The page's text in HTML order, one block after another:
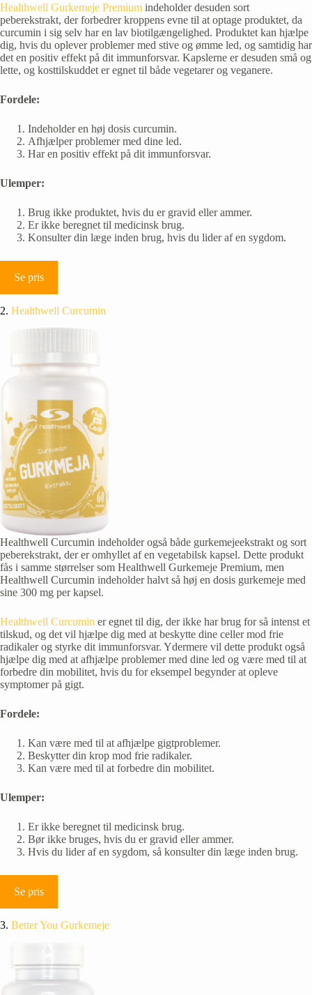
Healthwell Gurkemeje Premium indeholder desuden sort
peberekstrakt, der forbedrer kroppens evne til at optage produktet, da
curcumin i sig selv har en lav biotilgængelighed. Produktet kan hjælpe
dig, hvis du oplever problemer med stive og ømme led, og samtidig har
det en positiv effekt på dit immunforsvar. Kapslerne er desuden små og
lette, og kosttilskuddet er egnet til både vegetarer og veganere.
Fordele:
Indeholder en høj dosis curcumin.
Afhjælper problemer med dine led.
Har en positiv effekt på dit immunforsvar.
Ulemper:
Brug ikke produktet, hvis du er gravid eller ammer.
Er ikke beregnet til medicinsk brug.
Konsulter din læge inden brug, hvis du lider af en sygdom.
Se pris
2. Healthwell Curcumin
Healthwell Curcumin indeholder også både gurkemejeekstrakt og sort
peberekstrakt, der er omhyllet af en vegetabilsk kapsel. Dette produkt
fås i samme størrelser som Healthwell Gurkemeje Premium, men
Healthwell Curcumin indeholder halvt så høj en dosis gurkemeje med
sine 300 mg per kapsel.
Healthwell Curcumin er egnet til dig, der ikke har brug for så intenst et
tilskud, og det vil hjælpe dig med at beskytte dine celler mod frie
radikaler og styrke dit immunforsvar. Ydermere vil dette produkt også
hjælpe dig med at afhjælpe problemer med dine led og være med til at
forbedre din mobilitet, hvis du for eksempel begynder at opleve
symptomer på gigt.
Fordele:
Kan være med til at afhjælpe gigtproblemer.
Beskytter din krop mod frie radikaler.
Kan være med til at forbedre din mobilitet.
Ulemper:
Er ikke beregnet til medicinsk brug.
Bør ikke bruges, hvis du er gravid eller ammer.
Hvis du lider af en sygdom, så konsulter din læge inden brug.
Se pris
3. Better You Gurkemeje